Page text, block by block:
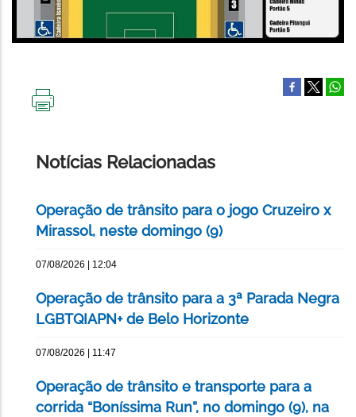
Notícias Relacionadas
Operação de trânsito para o jogo Cruzeiro x
Mirassol, neste domingo (9)
07/08/2026 | 12:04
Operação de trânsito para a 3ª Parada Negra
LGBTQIAPN+ de Belo Horizonte
07/08/2026 | 11:47
Operação de trânsito e transporte para a
corrida “Boníssima Run”, no domingo (9), na